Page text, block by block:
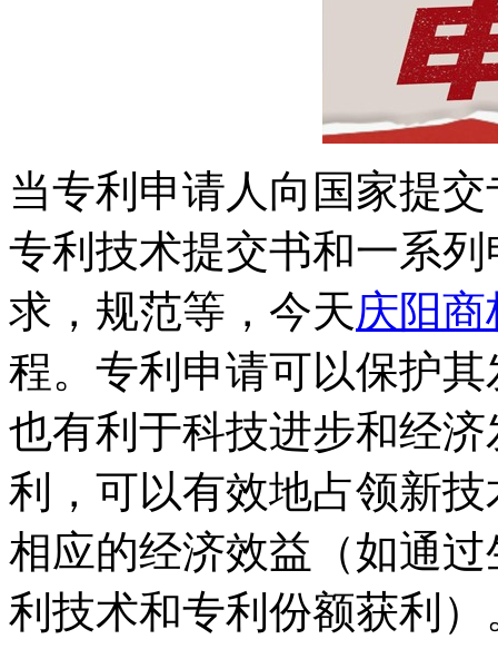
当专利申请人向国家提
专利技术提交书和一系
求，规范等，今天庆阳
程。专利申请可以保护
也有利于科技进步和经
利，可以有效地占领新
相应的经济效益（如通
利技术和专利份额获利）